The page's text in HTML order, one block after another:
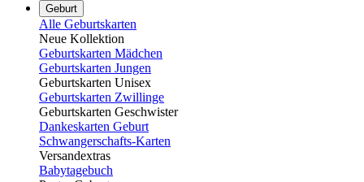
Geburt
Alle Geburtskarten
Neue Kollektion
Geburtskarten Mädchen
Geburtskarten Jungen
Geburtskarten Unisex
Geburtskarten Zwillinge
Geburtskarten Geschwister
Dankeskarten Geburt
Schwangerschafts-Karten
Versandextras
Babytagebuch